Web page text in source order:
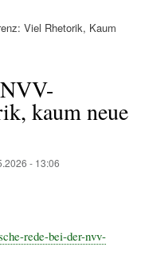
Viel Rhetorik, Kaum
kaum neue
- 13:06
rede-bei-der-nvv-